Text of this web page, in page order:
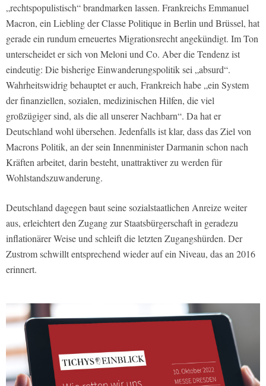
„rechtspopulistisch“ brandmarken lassen. Frankreichs Emmanuel
Macron, ein Liebling der Classe Politique in Berlin und Brüssel, hat
gerade ein rundum erneuertes Migrationsrecht angekündigt. Im Ton
unterscheidet er sich von Meloni und Co. Aber die Tendenz ist
eindeutig: Die bisherige Einwanderungspolitik sei „absurd“.
Wahrheitswidrig behauptet er auch, Frankreich habe „ein System
der finanziellen, sozialen, medizinischen Hilfen, die viel
großzügiger sind, als die all unserer Nachbarn“. Da hat er
Deutschland wohl übersehen. Jedenfalls ist klar, dass das Ziel von
Macrons Politik, an der sein Innenminister Darmanin schon nach
Kräften arbeitet, darin besteht, unattraktiver zu werden für
Wohlstandszuwanderung.
Deutschland dagegen baut seine sozialstaatlichen Anreize weiter
aus, erleichtert den Zugang zur Staatsbürgerschaft in geradezu
inflationärer Weise und schleift die letzten Zugangshürden. Der
Zustrom schwillt entsprechend wieder auf ein Niveau, das an 2016
erinnert.